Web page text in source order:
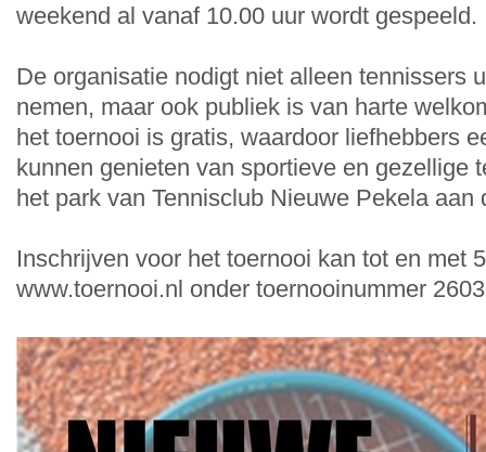
weekend al vanaf 10.00 uur wordt gespeeld.
De organisatie nodigt niet alleen tennissers
nemen, maar ook publiek is van harte
het toernooi is gratis, waardoor liefhebbers
kunnen genieten van sportieve en gezellige
het park van Tennisclub Nieuwe Pekela aan
Inschrijven voor het toernooi kan tot en met
www.toernooi.nl onder toernooinummer